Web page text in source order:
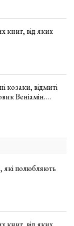
книг, від яких
козаки, відмиті
Веніамін.
які полюбляють